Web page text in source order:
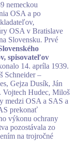
nemeckou
OSA a po
OSA v Bratislave
Slovensku. Prvé
spisovateľov
14. apríla 1939.
Schneider –
Gejza Dusík, Ján
Hudec, Miloš
medzi OSA a SAS a
prekonať
výkonu ochrany
pozostávala zo
na trojročné